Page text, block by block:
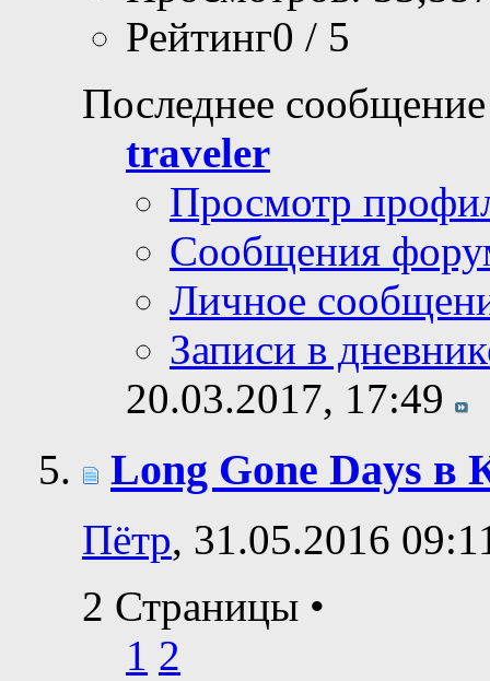
Рейтинг0 / 5
Последнее
traveler
Просмотр
Сообщения
Личное
Записи в
20.03.2017, 17:49
Long Gone Days в
Пётр, 31.05.2016
2 Страницы •
1 2